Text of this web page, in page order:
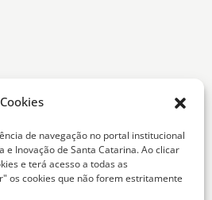
de navegação no portal institucional
e Inovação de Santa Catarina. Ao clicar
e terá acesso a todas as
os cookies que não forem estritamente